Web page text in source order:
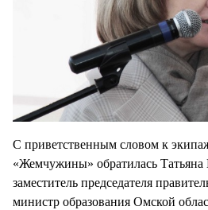
С приветственным словом к
«Жемчужины» обратилась
заместитель председателя
министр образования Омской